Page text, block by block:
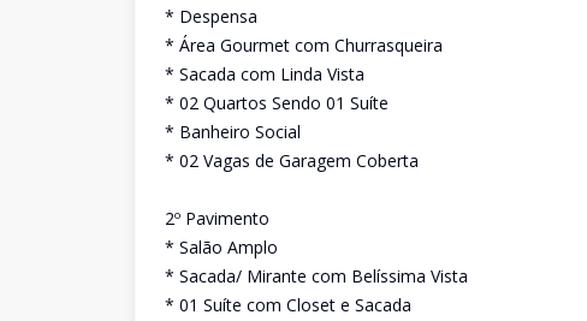
* Despensa
* Área Gourmet com Churrasqueira
* Sacada com Linda Vista
* 02 Quartos Sendo 01 Suíte
* Banheiro Social
* 02 Vagas de Garagem Coberta
2º Pavimento
* Salão Amplo
* Sacada/ Mirante com Belíssima Vista
* 01 Suíte com Closet e Sacada